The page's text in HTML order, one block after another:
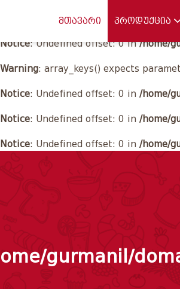
: Undefined offset: 0 in/home/
Notice: Undefined offset: 0 in/home/
Warning: array_keys() expects
Notice: Undefined offset: 0 in /home/
Notice: Undefined offset: 0 in /home/
მთავარი პროდუქცია
Notice: Undefined offset: 0 in /home/
gurmanil/